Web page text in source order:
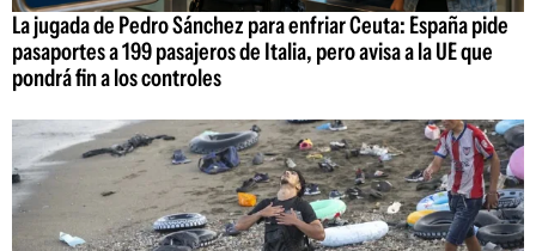
La jugada de Pedro Sánchez para enfriar Ceuta: España pide
pasaportes a 199 pasajeros de Italia, pero avisa a la UE que
pondrá fin a los controles